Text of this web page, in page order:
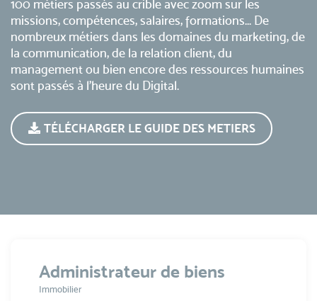
100 métiers passés au crible avec zoom sur les
missions, compétences, salaires, formations... De
nombreux métiers dans les domaines du marketing, de
la communication, de la relation client, du
management ou bien encore des ressources humaines
sont passés à l’heure du Digital.
TÉLÉCHARGER LE GUIDE DES METIERS
Administrateur de biens
Immobilier